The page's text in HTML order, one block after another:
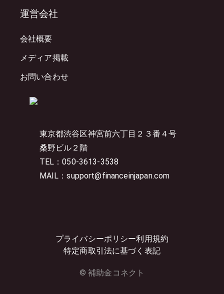
東京都渋谷区神宮前六丁目２３番４号
桑野ビル２階
TEL：050-3613-3538
MAIL：support@financeinjapan.com
プライバシーポリシー利用規約
特定商取引法に基づく表記
© 補助金コネクト
運営会社
会社概要
メディア掲載
お問い合わせ